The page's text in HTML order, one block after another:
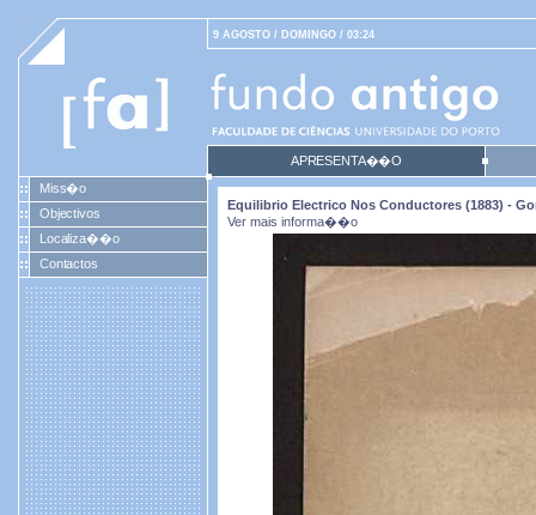
9 AGOSTO / DOMINGO / 03:24
APRESENTA��O
Miss�o
Objectivos
Localiza��o
Contactos
Equilibrio Electrico Nos Conductores (1883) -
Ver mais informa��o